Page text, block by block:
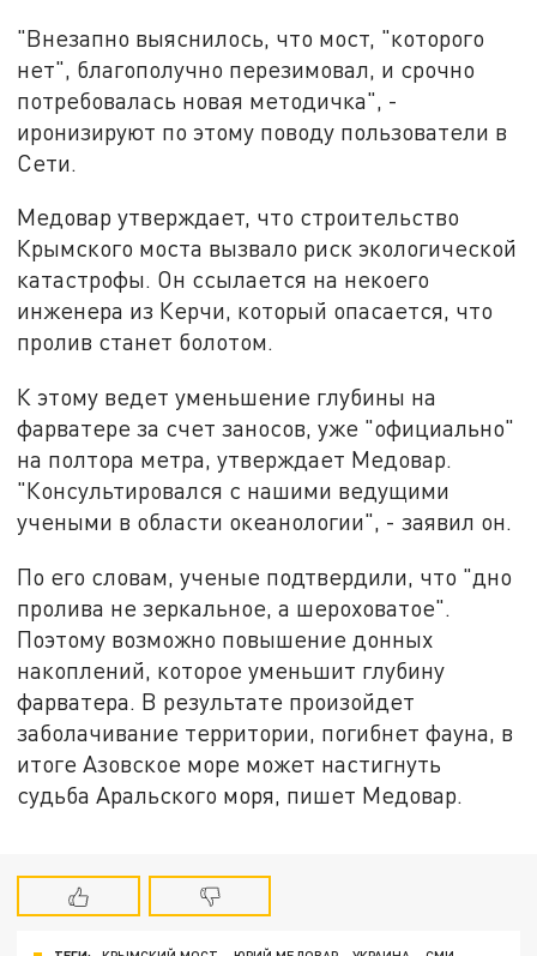
"Внезапно выяснилось, что мост, "которого
нет", благополучно перезимовал, и срочно
потребовалась новая методичка", -
иронизируют по этому поводу пользователи в
Сети.
Медовар утверждает, что строительство
Крымского моста вызвало риск экологической
катастрофы. Он ссылается на некоего
инженера из Керчи, который опасается, что
пролив станет болотом.
К этому ведет уменьшение глубины на
фарватере за счет заносов, уже "официально"
на полтора метра, утверждает Медовар.
"Консультировался с нашими ведущими
учеными в области океанологии", - заявил он.
По его словам, ученые подтвердили, что "дно
пролива не зеркальное, а шероховатое".
Поэтому возможно повышение донных
накоплений, которое уменьшит глубину
фарватера. В результате произойдет
заболачивание территории, погибнет фауна, в
итоге Азовское море может настигнуть
судьба Аральского моря, пишет Медовар.